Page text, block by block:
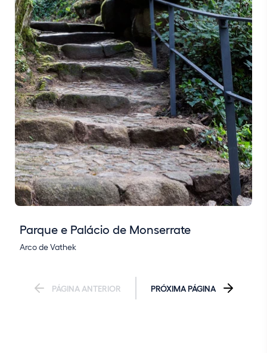
Parque e Palácio de Monserrate
Arco de Vathek
PÁGINA ANTERIOR PRÓXIMA PÁGINA